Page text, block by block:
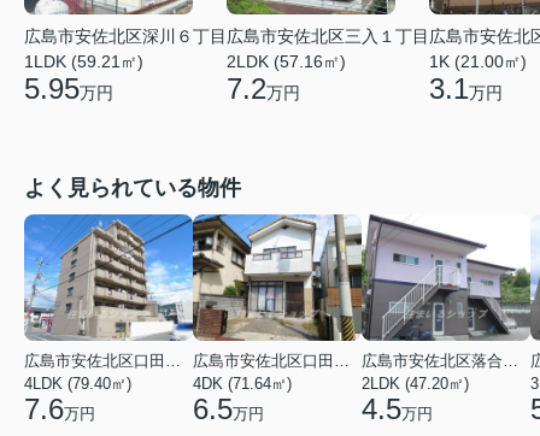
広島市安佐北区深川６丁目
1LDK (59.21㎡)
5.95万円
広島市安佐北区三入１丁目
2LDK (57.16㎡)
7.2万円
広島市安佐北
1K (21.00㎡)
3.1万円
よく見られている物件
広島市安佐北区口田３丁目
4LDK (79.40㎡)
7.6万円
広島市安佐北区口田５丁目
4DK (71.64㎡)
6.5万円
広島市安佐北区落合南９丁目
2LDK (47.20㎡)
4.5万円